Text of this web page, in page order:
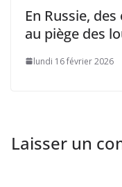
En Russie,
au piège des
lundi 16 février 2026
Laisser un